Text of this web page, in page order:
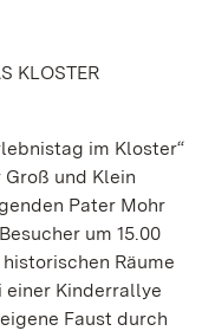
KLOSTER
im Kloster“
und Klein
Pater Mohr
um 15.00
Räume
einer Kinderrallye
Faust durch